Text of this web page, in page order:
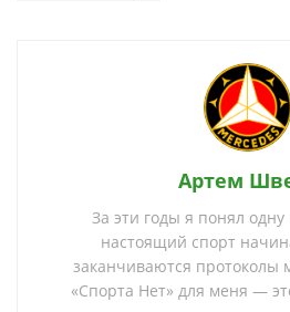
Артем
За эти годы я понял
настоящий спорт
заканчиваются протоколы
«Спорта Нет» для меня —